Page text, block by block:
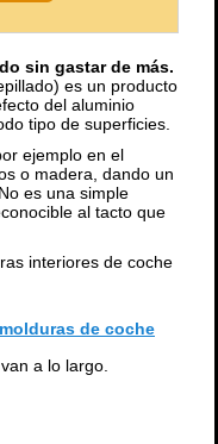
sin gastar de más.
es un producto
del aluminio
tipo de superficies.
ejemplo en el
o madera, dando un
es una simple
al tacto que
interiores de coche
de coche
a lo largo.